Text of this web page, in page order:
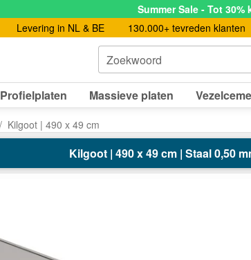
Summer Sale - Tot
Levering in NL & BE 130.000+ tevreden klanten
Zoekwoord
Profielplaten Massieve platen
Kilgoot | 490 x 49 cm
Kilgoot | 490 x 49 cm | Staal 0,50